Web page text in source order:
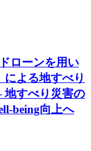
ローンを用い
よる地すべり
すべり災害の
being向上へ